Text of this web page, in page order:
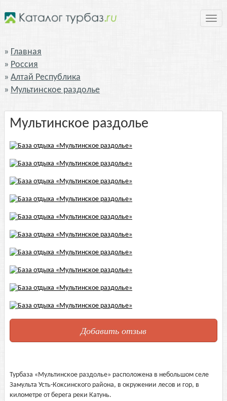
Главная
Россия
Алтай Республика
Мультинское раздолье
Мультинское раздолье
Добавить отзыв
Турбаза «Мультинское раздолье» расположена в небольшом селе
Замульта Усть-Коксинского района, в окружении лесов и гор, в
километре от берега реки Катунь.